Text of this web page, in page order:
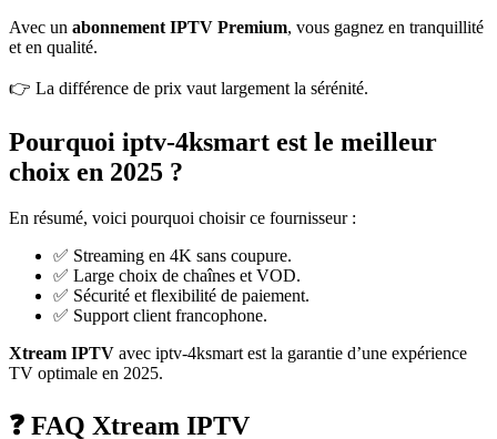
Avec un abonnement IPTV Premium, vous gagnez en tranquillité
et en qualité.
👉 La différence de prix vaut largement la sérénité.
Pourquoi iptv-4ksmart est le meilleur
choix en 2025 ?
En résumé, voici pourquoi choisir ce fournisseur :
✅ Streaming en 4K sans coupure.
✅ Large choix de chaînes et VOD.
✅ Sécurité et flexibilité de paiement.
✅ Support client francophone.
Xtream IPTV avec iptv-4ksmart est la garantie d’une expérience
TV optimale en 2025.
❓ FAQ Xtream IPTV